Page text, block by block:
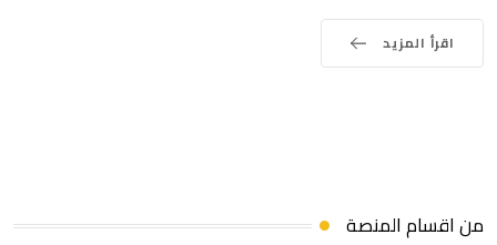
اقرأ المزيد
من اقسام المنصة